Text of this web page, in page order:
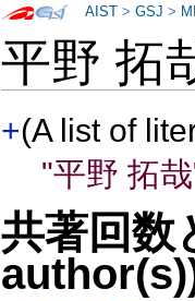
平野 拓
+(A list of
"平野 拓
共著回
AIST >GSJ >